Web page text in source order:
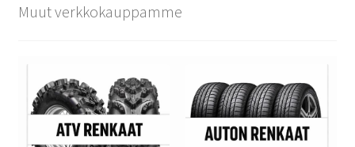
Muut verkkokauppamme